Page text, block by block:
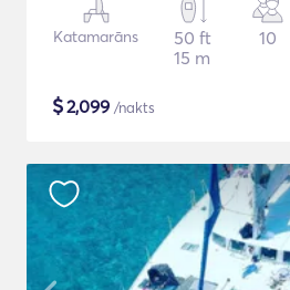
Katamarāns
50 ft
15 m
10
$2,099 /nakts